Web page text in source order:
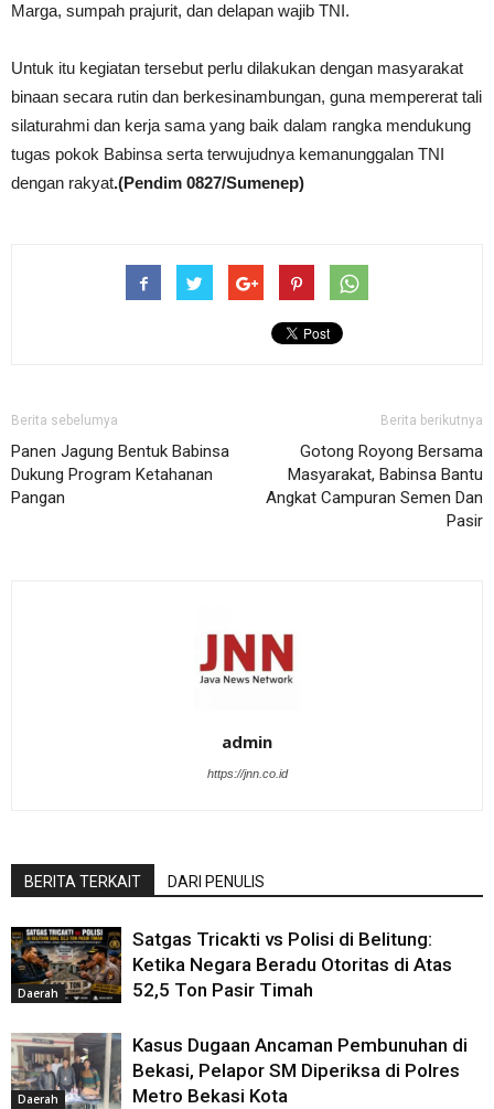
Marga, sumpah prajurit, dan delapan wajib TNI.
Untuk itu kegiatan tersebut perlu dilakukan dengan masyarakat
binaan secara rutin dan berkesinambungan, guna mempererat tali
silaturahmi dan kerja sama yang baik dalam rangka mendukung
tugas pokok Babinsa serta terwujudnya kemanunggalan TNI
dengan rakyat.(Pendim 0827/Sumenep)
Berita sebelumya
Panen Jagung Bentuk Babinsa
Dukung Program Ketahanan
Pangan
Berita berikutnya
Gotong Royong Bersama
Masyarakat, Babinsa Bantu
Angkat Campuran Semen Dan
Pasir
admin
https://jnn.co.id
BERITA TERKAIT DARI PENULIS
Daerah
Satgas Tricakti vs Polisi di Belitung:
Ketika Negara Beradu Otoritas di Atas
52,5 Ton Pasir Timah
Daerah
Kasus Dugaan Ancaman Pembunuhan di
Bekasi, Pelapor SM Diperiksa di Polres
Metro Bekasi Kota